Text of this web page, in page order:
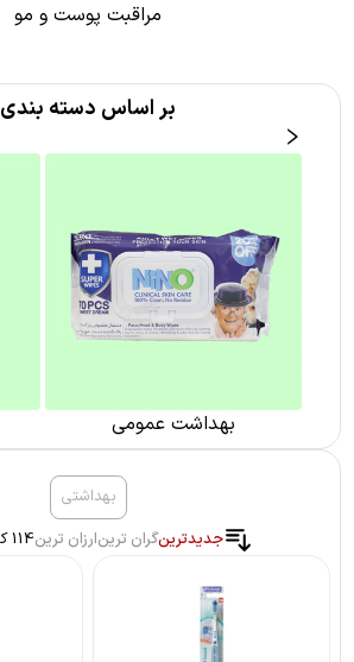
مراقبت پوست و مو
بر اساس دسته بندی
بهداشت عمومی
بهداشتی
جدیدترینگران ترینارزان ترین114 کالا